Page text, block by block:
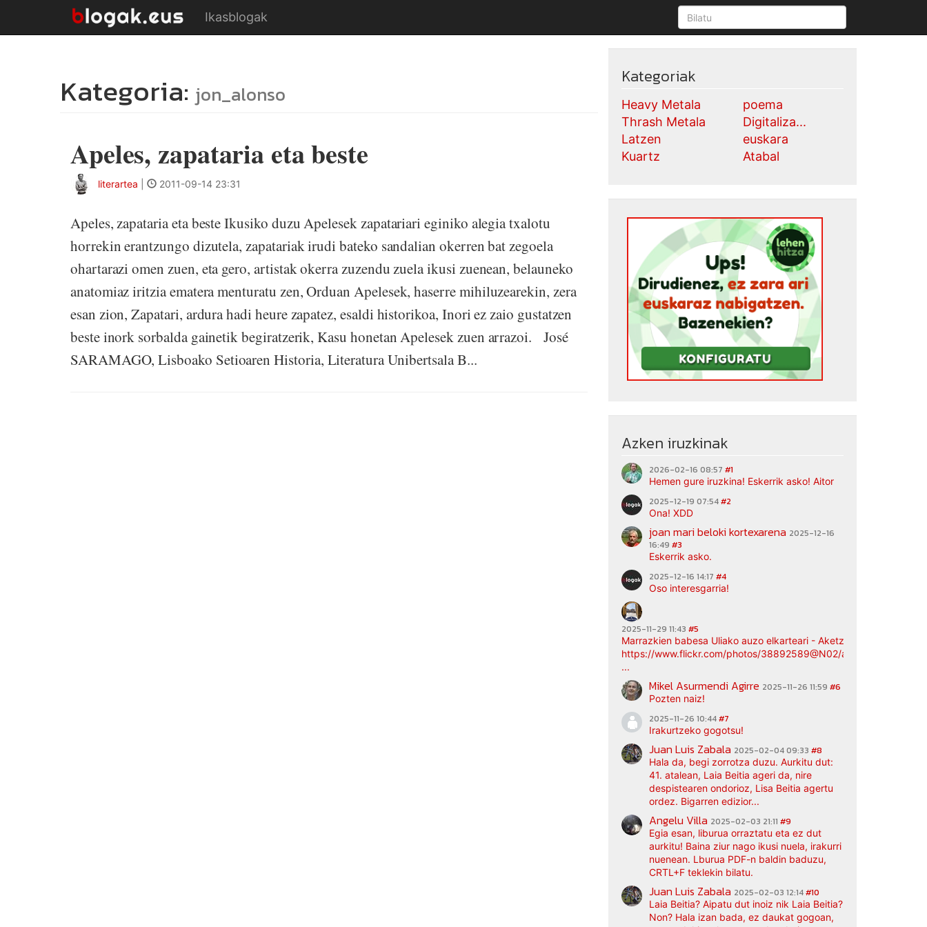
Ikasblogak
Kategoria: jon_alonso
Apeles, zapataria eta beste
literartea 2011-09-14 23:31
Apeles, zapataria eta beste Ikusiko duzu Apelesek zapatariari eginiko alegia txalotu
horrekin erantzungo dizutela, zapatariak irudi bateko sandalian okerren bat zegoela
ohartarazi omen zuen, eta gero, artistak okerra zuzendu zuela ikusi zuenean, belauneko
anatomiaz iritzia ematera menturatu zen, Orduan Apelesek, haserre mihiluzearekin, zera
esan zion, Zapatari, ardura hadi heure zapatez, esaldi historikoa, Inori ez zaio gustatzen
beste inork sorbalda gainetik begiratzerik, Kasu honetan Apelesek zuen arrazoi. José
SARAMAGO, Lisboako Setioaren Historia, Literatura Unibertsala B...
Kategoriak
Heavy Metala
Thrash Metala
Latzen
Kuartz
poema
Digitaliza...
euskara
Atabal
Azken iruzkinak
2026-02-16 08:57 #1
Hemen gure iruzkina! Eskerrik asko! Aitor
2025-12-19 07:54#2
Ona! XDD
joan mari beloki kortexarena 2025-12-16
16:49 #3
Eskerrik asko.
2025-12-16 14:17 #4
Oso interesgarria!
2025-11-29 11:43 #5
Marrazkien babesa Uliako auzo elkarteari - Aketz etxea (argazki
https://www.flickr.com/photos/38892589@N02/albums/
...
Mikel Asurmendi Agirre 2025-11-26 11:59 #6
Pozten naiz!
2025-11-26 10:44#7
Irakurtzeko gogotsu!
Juan Luis Zabala 2025-02-04 09:33 #8
Hala da, begi zorrotza duzu. Aurkitu dut:
41. atalean, Laia Beitia ageri da, nire
despistearen ondorioz, Lisa Beitia agertu
ordez. Bigarren edizior...
Angelu Villa 2025-02-03 21:11 #9
Egia esan, liburua orraztatu eta ez dut
aurkitu! Baina ziur nago ikusi nuela, irakurri
nuenean. Lburua PDF-n baldin baduzu,
CRTL+F teklekin bilatu.
Juan Luis Zabala 2025-02-03 12:14#10
Laia Beitia? Aipatu dut inoiz nik Laia Beitia?
Non? Hala izan bada, ez daukat gogoan,